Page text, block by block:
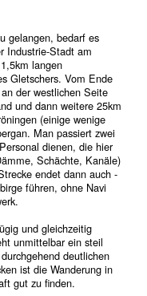
gelangen, bedarf es
Industrie-Stadt am
langen
Gletschers. Vom Ende
der westlichen Seite
und dann weitere 25km
(einige wenige
Man passiert zwei
dienen, die hier
Schächte, Kanäle)
endet dann auch -
führen, ohne Navi
und gleichzeitig
unmittelbar ein steil
deutlichen
ist die Wanderung in
gut zu finden.